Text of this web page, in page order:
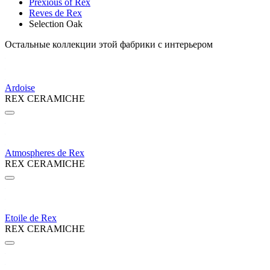
Reves de Rex
Selection Oak
Остальные коллекции этой фабрики с интерьером
Ardoise
REX CERAMICHE
Atmospheres de Rex
REX CERAMICHE
Etoile de Rex
REX CERAMICHE